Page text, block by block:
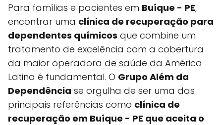
Para famílias e pacientes em Buíque - PE,
encontrar uma clínica de recuperação para
dependentes químicos que combine um
tratamento de excelência com a cobertura
da maior operadora de saúde da América
Latina é fundamental. O Grupo Além da
Dependência se orgulha de ser uma das
principais referências como clínica de
recuperação em Buíque - PE que aceita o